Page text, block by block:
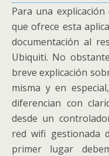
Para una
que ofrece esta
documentación al
Ubiquiti. No
breve explicación
misma y en
diferencian con
desde un
red wifi gestionada
primer lugar